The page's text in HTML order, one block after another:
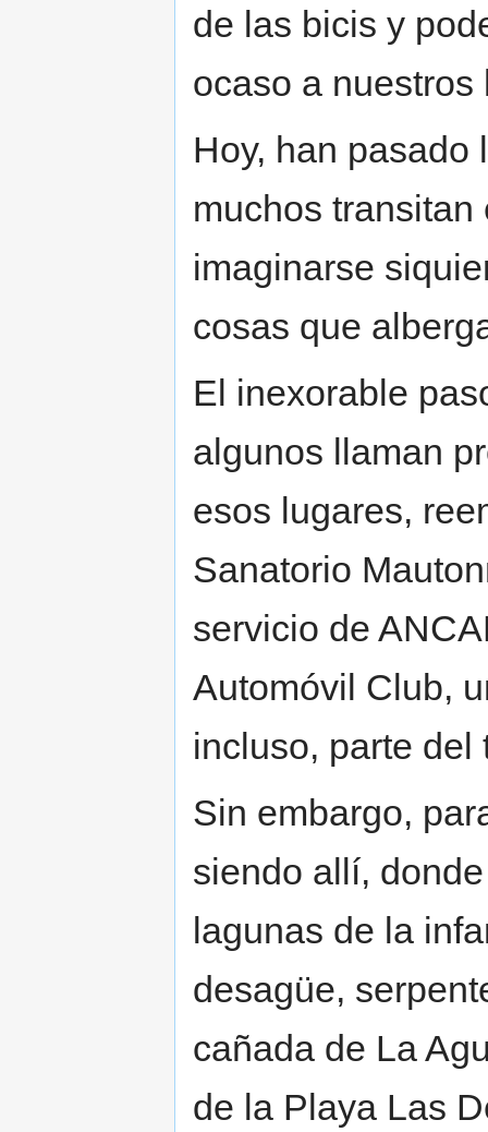
de las bicis y
ocaso a nuestros
Hoy, han pasado
muchos
imaginarse
cosas que
El inexorable
algunos llaman
esos lugares,
Sanatorio
servicio de
Automóvil Club,
incluso, parte del
Sin embargo,
siendo allí,
lagunas de la
desagüe,
cañada de La
de la Playa Las